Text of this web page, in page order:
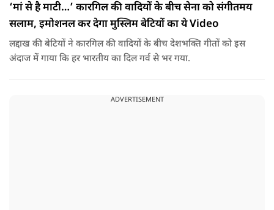
‘मां से है माटी…’ कारगिल की वादियों के बीच सेना को संगीतमय
सलाम, इमोशनल कर देगा मुस्लिम बेटियों का ये Video
लद्दाख की बेटियों ने कारगिल की वादियों के बीच देशभक्ति गीतों को इस
अंदाज में गाया कि हर भारतीय का दिल गर्व से भर गया.
ADVERTISEMENT